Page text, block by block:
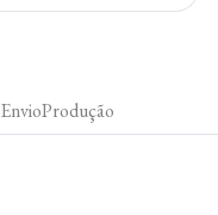
EnvioProdução